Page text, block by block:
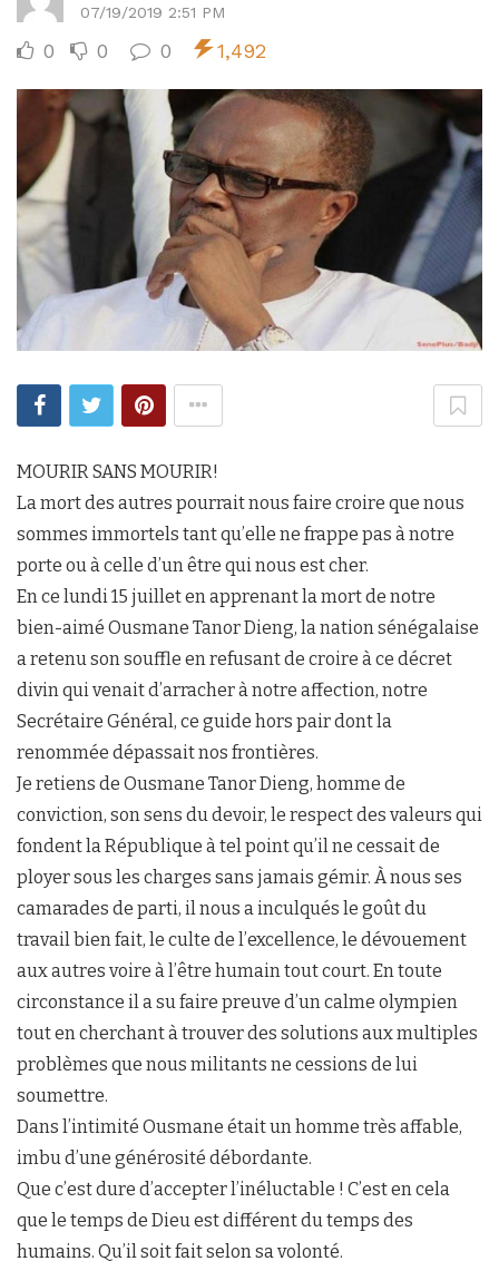
07/19/2019 2:51 PM
0 0 0 1,492
MOURIR SANS MOURIR!
La mort des autres pourrait nous faire croire que nous
sommes immortels tant qu’elle ne frappe pas à notre
porte ou à celle d’un être qui nous est cher.
En ce lundi 15 juillet en apprenant la mort de notre
bien-aimé Ousmane Tanor Dieng, la nation sénégalaise
a retenu son souffle en refusant de croire à ce décret
divin qui venait d’arracher à notre affection, notre
Secrétaire Général, ce guide hors pair dont la
renommée dépassait nos frontières.
Je retiens de Ousmane Tanor Dieng, homme de
conviction, son sens du devoir, le respect des valeurs qui
fondent la République à tel point qu’il ne cessait de
ployer sous les charges sans jamais gémir. À nous ses
camarades de parti, il nous a inculqués le goût du
travail bien fait, le culte de l’excellence, le dévouement
aux autres voire à l’être humain tout court. En toute
circonstance il a su faire preuve d’un calme olympien
tout en cherchant à trouver des solutions aux multiples
problèmes que nous militants ne cessions de lui
soumettre.
Dans l’intimité Ousmane était un homme très affable,
imbu d’une générosité débordante.
Que c’est dure d’accepter l’inéluctable ! C’est en cela
que le temps de Dieu est différent du temps des
humains. Qu’il soit fait selon sa volonté.